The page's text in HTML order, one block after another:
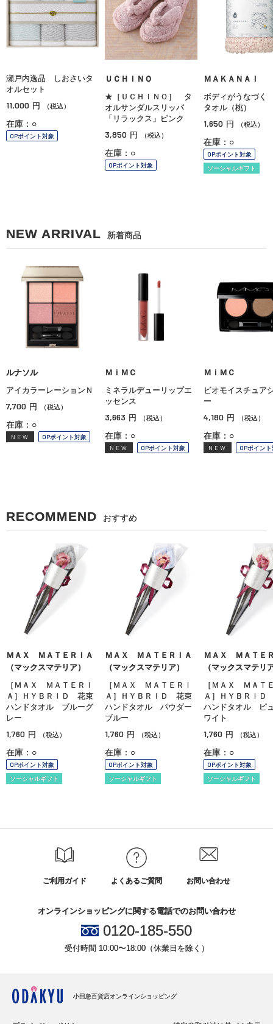
瀬戸内逸品 しおさいタ
オルセット
11,000 円 （税込）
在庫：○
OPポイント対象
ＵＣＨＩＮＯ
★［ＵＣＨＩＮＯ］ タ
オルサンダルスリッパ
「リラックス」ピンク
3,850 円 （税込）
在庫：○
OPポイント対象
ＭＡＫＡＮＡＩ
ボディがうなづ
タオル（桃）
1,650 円 （税込）
在庫：○
OPポイント対象
ソーシャルギフト
NEW ARRIVAL 新着商品
ルナソル
アイカラーレーションＮ
7,700 円 （税込）
在庫：○
NEW OPポイント対象
ＭｉＭＣ
ミネラルデューリップエ
ッセンス
3,663 円 （税込）
在庫：○
NEW OPポイント対象
ＭｉＭＣ
ビオモイスチュア
ー
4,180 円 （税込）
在庫：○
NEW OPポイン
RECOMMEND おすすめ
ＭＡＸ ＭＡＴＥＲＩＡ
（マックスマテリア）
［ＭＡＸ ＭＡＴＥＲＩ
Ａ］ＨＹＢＲＩＤ 花束
ハンドタオル ブルーグ
レー
1,760 円 （税込）
在庫：○
OPポイント対象
ソーシャルギフト
ＭＡＸ ＭＡＴＥＲＩＡ
（マックスマテリア）
［ＭＡＸ ＭＡＴＥＲＩ
Ａ］ＨＹＢＲＩＤ 花束
ハンドタオル パウダー
ブルー
1,760 円 （税込）
在庫：○
OPポイント対象
ソーシャルギフト
ＭＡＸ ＭＡＴＥ
（マックスマテリ
［ＭＡＸ ＭＡＴ
Ａ］ＨＹＢＲＩ
ハンドタオル ピ
ワイト
1,760 円 （税込）
在庫：○
OPポイント対象
ソーシャルギフト
ご利用ガイド よくあるご質問 お問い合わせ
オンラインショッピングに関する電話でのお問い合わせ
0120-185-550
受付時間 10:00〜18:00（休業日を除く）
小田急百貨店オンラインショッピング